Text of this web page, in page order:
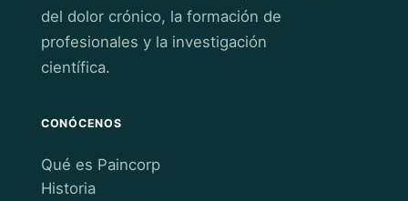
del dolor crónico, la formación de
profesionales y la investigación
científica.
CONÓCENOS
Qué es Paincorp
Historia